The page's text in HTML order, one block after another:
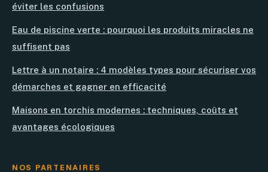
éviter les confusions
Eau de piscine verte : pourquoi les produits miracles ne
suffisent pas
Lettre à un notaire : 4 modèles types pour sécuriser vos
démarches et gagner en efficacité
Maisons en torchis modernes : techniques, coûts et
avantages écologiques
NOS PARTENAIRES